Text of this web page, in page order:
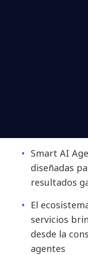
Smart AI
diseñadas
resultados
El
servicios
desde la
agentes